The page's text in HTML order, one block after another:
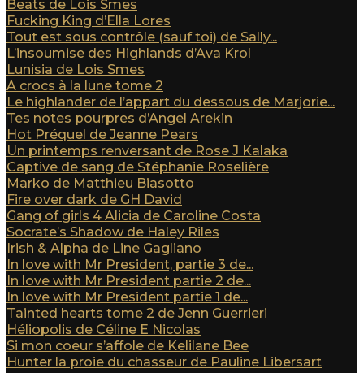
Beats de Lois Smes
Fucking King d’Ella Lores
Tout est sous contrôle (sauf toi) de Sally...
L’insoumise des Highlands d’Ava Krol
Lunisia de Lois Smes
A crocs à la lune tome 2
Le highlander de l’appart du dessous de Marjorie...
Tes notes pourpres d’Angel Arekin
Hot Préquel de Jeanne Pears
Un printemps renversant de Rose J Kalaka
Captive de sang de Stéphanie Roselière
Marko de Matthieu Biasotto
Fire over dark de GH David
Gang of girls 4 Alicia de Caroline Costa
Socrate’s Shadow de Haley Riles
Irish & Alpha de Line Gagliano
In love with Mr President, partie 3 de...
In love with Mr President partie 2 de...
In love with Mr President partie 1 de...
Tainted hearts tome 2 de Jenn Guerrieri
Héliopolis de Céline E Nicolas
Si mon coeur s’affole de Kelilane Bee
Hunter la proie du chasseur de Pauline Libersart